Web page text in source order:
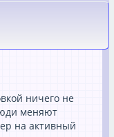
ничего не
меняют
на активный